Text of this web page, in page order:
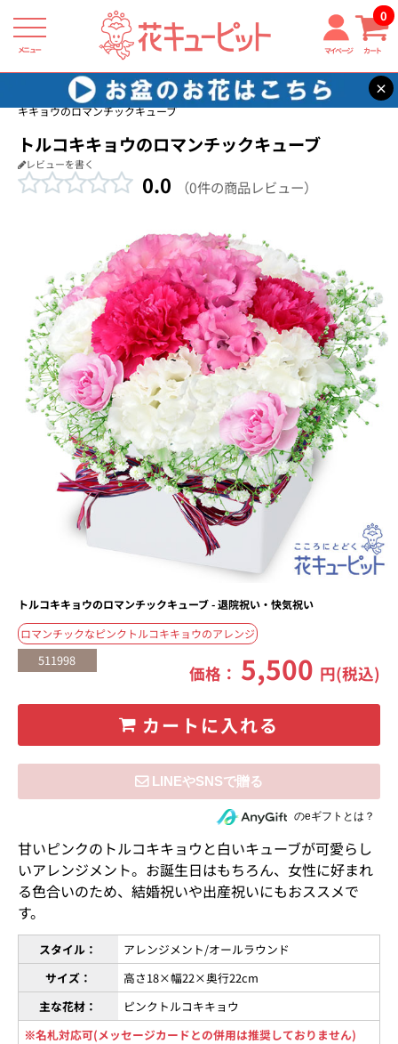
メニュー マイページ カート
0
×
花キューピット 退院祝い・快気祝い
【退院祝い・快気祝い】トルコ
キキョウのロマンチックキューブ
トルコキキョウのロマンチックキューブ
レビューを書く
0.0 （0件の商品レビュー）
トルコキキョウのロマンチックキューブ - 退院祝い・快気祝い
ロマンチックなピンクトルコキキョウのアレンジ
511998
価格： 5,500 円(税込)
カートに入れる
住所を知らない相手にeギフトで贈るのeギフトとは？
甘いピンクのトルコキキョウと白いキューブが可愛らし
いアレンジメント。お誕生日はもちろん、女性に好まれ
る色合いのため、結婚祝いや出産祝いにもおススメで
す。
スタイル：
アレンジメント/オールラウンド
サイズ：
高さ18×幅22×奥行22cm
主な花材：
ピンクトルコキキョウ
※名札対応可(メッセージカードとの併用は推奨しておりません)